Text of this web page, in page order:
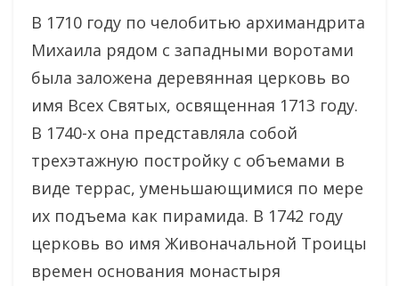
В 1710 году по челобитью архимандрита
Михаила рядом с западными воротами
была заложена деревянная церковь во
имя Всех Святых, освященная 1713 году.
В 1740-х она представляла собой
трехэтажную постройку с объемами в
виде террас, уменьшающимися по мере
их подъема как пирамида. В 1742 году
церковь во имя Живоначальной Троицы
времен основания монастыря